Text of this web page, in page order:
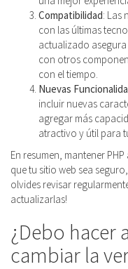
Compatibilidad: Las
con las últimas
actualizado
con otros
con el tiempo.
Nuevas
incluir nuevas
agregar más
atractivo y útil para
En resumen, mantener
que tu sitio web sea
olvides revisar
actualizarlas!
¿Debo hacer
cambiar la